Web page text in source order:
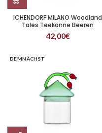
ICHENDORF MILANO Woodland
Tales Teekanne Beeren
Hagebutte
42,00€
DEMNÄCHST